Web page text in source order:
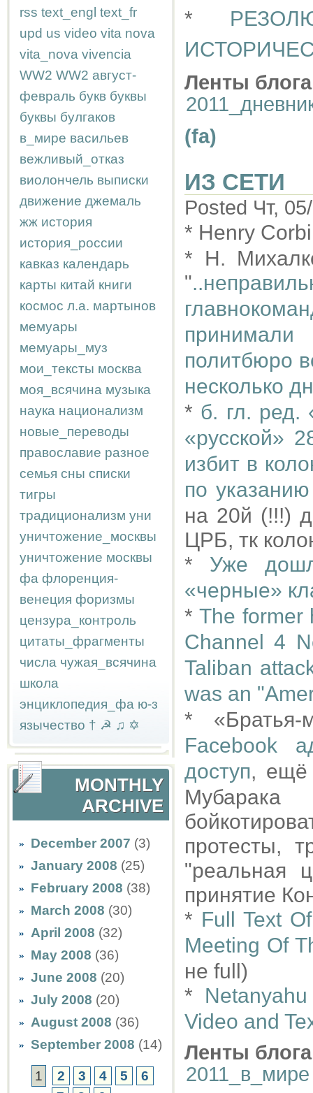
rss text_engl text_fr
upd us video vita nova
vita_nova vivencia
WW2 WW2 август-
февраль букв буквы
буквы булгаков
в_мире васильев
вежливый_отказ
виолончель выписки
движение джемаль
жж история
история_россии
кавказ календарь
карты китай книги
космос л.а. мартынов
мемуары
мемуары_муз
мои_тексты москва
моя_всячина музыка
наука национализм
новые_переводы
православие разное
семья сны списки
тигры
традиционализм уни
уничтожение_москвы
уничтожение москвы
фа флоренция-
венеция форизмы
цензура_контроль
цитаты_фрагменты
числа чужая_всячина
школа
энциклопедия_фа ю-з
язычество † ☭ ♫ ✡
MONTHLY
ARCHIVE
December 2007 (3)
January 2008 (25)
February 2008 (38)
March 2008 (30)
April 2008 (32)
May 2008 (36)
June 2008 (20)
July 2008 (20)
August 2008 (36)
September 2008 (14)
1 2 3 4 5
6
*
Ленты
(fa)
ИЗ СЕТИ
Posted Чт,
* Henry
* Н.
"
политбюро
несколько
* б. гл. ред.
«русской»
избит в
по
на 20й (!!!)
ЦРБ, тк
* Уже
«черные»
*The former
Channel 4
Taliban
was an
* «Братья-
Facebook
доступ, ещё
протесты,
"реальная
принятие
* Full Text
Meeting Of
не full)
*
Video and
Ленты
2011_в_мире